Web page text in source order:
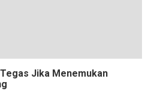
Jika Menemukan